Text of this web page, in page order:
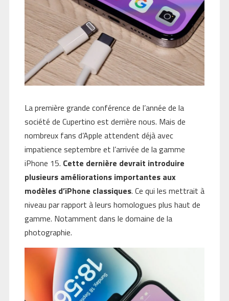
La première grande conférence de l’année de la
société de Cupertino est derrière nous. Mais de
nombreux fans d’Apple attendent déjà avec
impatience septembre et l’arrivée de la gamme
iPhone 15. Cette dernière devrait introduire
plusieurs améliorations importantes aux
modèles d’iPhone classiques. Ce qui les mettrait à
niveau par rapport à leurs homologues plus haut de
gamme. Notamment dans le domaine de la
photographie.